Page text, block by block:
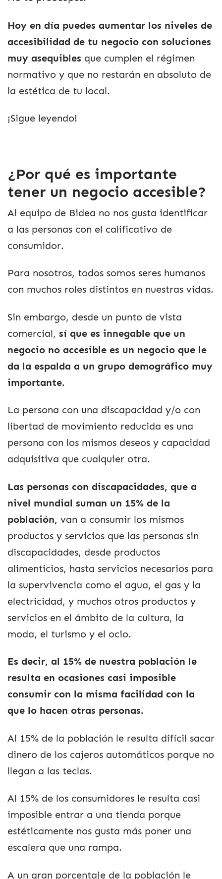
Hoy en día puedes aumentar los niveles de
accesibilidad de tu negocio con soluciones
muy asequibles que cumplen el régimen
normativo y que no restarán en absoluto de
la estética de tu local.
¡Sigue leyendo!
¿Por qué es importante
tener un negocio accesible?
Al equipo de Bidea no nos gusta identificar
a las personas con el calificativo de
consumidor.
Para nosotros, todos somos seres humanos
con muchos roles distintos en nuestras vidas.
Sin embargo, desde un punto de vista
comercial, sí que es innegable que un
negocio no accesible es un negocio que le
da la espalda a un grupo demográfico muy
importante.
La persona con una discapacidad y/o con
libertad de movimiento reducida es una
persona con los mismos deseos y capacidad
adquisitiva que cualquier otra.
Las personas con discapacidades, que a
nivel mundial suman un 15% de la
población, van a consumir los mismos
productos y servicios que las personas sin
discapacidades, desde productos
alimenticios, hasta servicios necesarios para
la supervivencia como el agua, el gas y la
electricidad, y muchos otros productos y
servicios en el ámbito de la cultura, la
moda, el turismo y el ocio.
Es decir, al 15% de nuestra población le
resulta en ocasiones casi imposible
consumir con la misma facilidad con la
que lo hacen otras personas.
Al 15% de la población le resulta difícil sacar
dinero de los cajeros automáticos porque no
llegan a las teclas.
Al 15% de los consumidores le resulta casi
imposible entrar a una tienda porque
estéticamente nos gusta más poner una
escalera que una rampa.
A un gran porcentaje de la población le